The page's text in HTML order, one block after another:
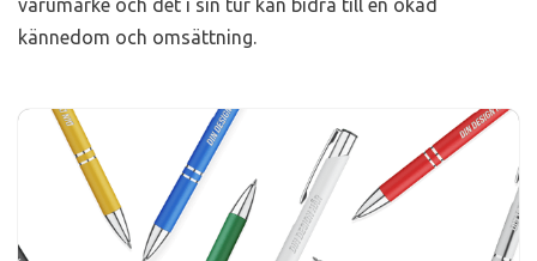
varumärke och det i sin tur kan bidra till en ökad
kännedom och omsättning.